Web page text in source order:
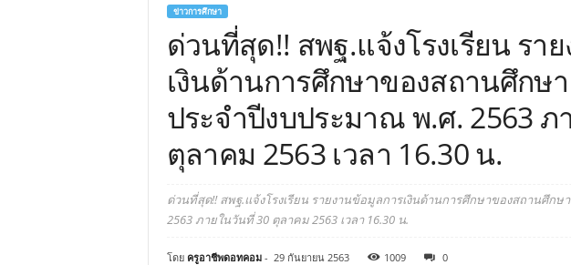
ข่าวการศึกษา
ด่วนที่สุด!! สพฐ.แจ้งโรงเรียน รา
เงินด้านการศึกษาของสถานศึกษ
ประจำปีงบประมาณ พ.ศ. 2563 ภ
ตุลาคม 2563 เวลา 16.30 น.
ด่วนที่สุด!! สพฐ.แจ้งโรงเรียน รายงานข้อมูลการเงินด้านการศึกษาของสถานศึกษ
2563 ภายในวันที่ 30 ตุลาคม 2563 เวลา 16.30 น.
โดย ครูอาชีพดอทคอม- 29 กันยายน 2563 1009 0